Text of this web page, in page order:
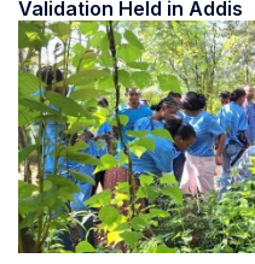
Validation Held in Addis